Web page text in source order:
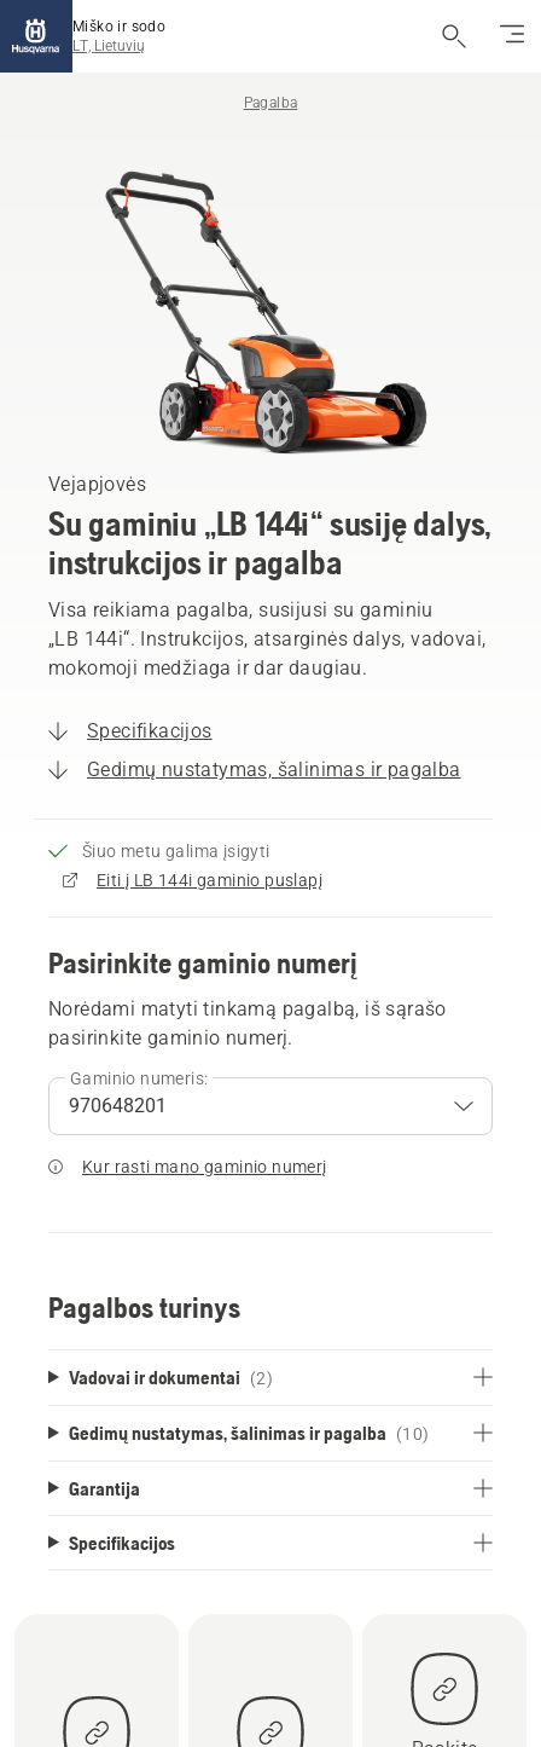
Miško ir sodo
LT, Lietuvių
Pagalba
Vejapjovės
Su gaminiu „LB 144i“ susiję dalys,
instrukcijos ir pagalba
Visa reikiama pagalba, susijusi su gaminiu
„LB 144i“. Instrukcijos, atsarginės dalys, vadovai,
mokomoji medžiaga ir dar daugiau.
Specifikacijos
Gedimų nustatymas, šalinimas ir pagalba
Šiuo metu galima įsigyti
Eiti į LB 144i gaminio puslapį
Pasirinkite gaminio numerį
Norėdami matyti tinkamą pagalbą, iš sąrašo
pasirinkite gaminio numerį.
Gaminio numeris:
Kur rasti mano gaminio numerį
Pagalbos turinys
Vadovai ir dokumentai (2)
Gedimų nustatymas, šalinimas ir pagalba (10)
Garantija
Specifikacijos